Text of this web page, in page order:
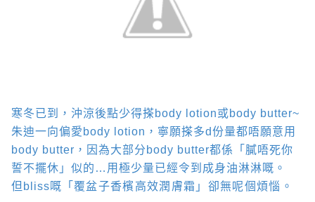
寒冬已到，沖涼後點少得搽body lotion或body butter~
朱迪一向偏愛 body lotion ，寧願搽多d份量都唔願意用
body butter ，因為大部分 body butter都係「膩唔死你
誓不擺休」似的 … 用極少量已經令到成身油淋淋嘅。
但 bliss嘅「 覆盆子香檳高效潤膚霜」卻無呢個煩惱。